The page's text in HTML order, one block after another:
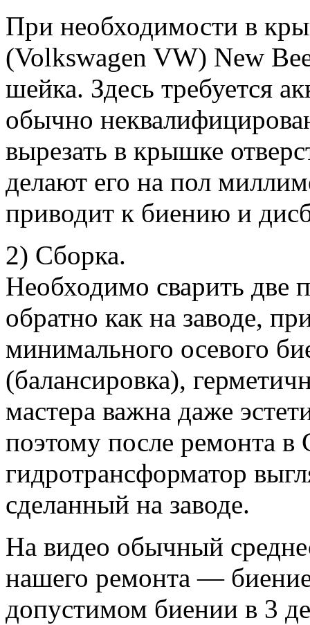
При необходимости в
(Volkswagen VW) New
шейка. Здесь требуется
обычно
вырезать в крышке
делают его на пол
приводит к биению и
2) Сборка.
Необходимо сварить две
обратно как на заводе,
минимального осевого
(балансировка),
мастера важна даже
поэтому после ремонта в
гидротрансформатор
сделанный на заводе.
На видео обычный
нашего ремонта —
допустимом биении в 3